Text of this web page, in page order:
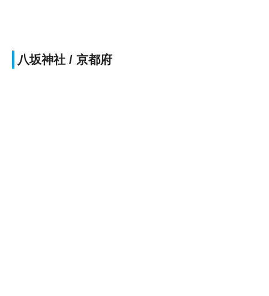
八坂神社 / 京都府